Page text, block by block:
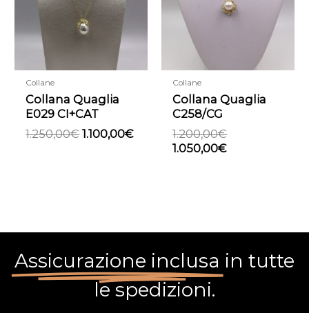
Collane
Collana Quaglia
E029 CI+CAT
1.250,00€ 1.100,00€
Collane
Collana Quaglia
C258/CG
1.200,00€
1.050,00€
Assicurazione inclusa in tutte
le spedizioni.